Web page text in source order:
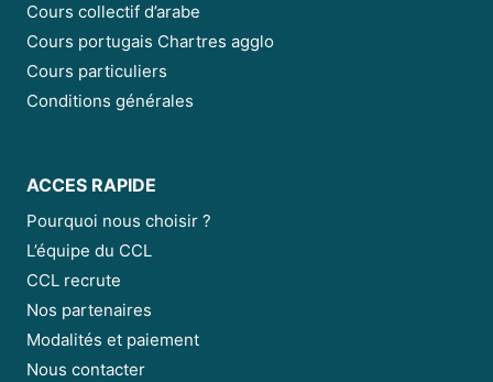
Cours collectif d’arabe
Cours portugais Chartres agglo
Cours particuliers
Conditions générales
ACCES RAPIDE
Pourquoi nous choisir ?
L’équipe du CCL
CCL recrute
Nos partenaires
Modalités et paiement
Nous contacter